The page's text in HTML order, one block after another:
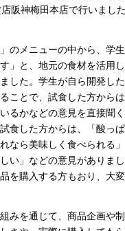
阪神梅田本店で行いました
のメニューの中から、学
」と、地元の食材を活用
した。学生が自ら開発し
ことで、試食した方から
るかなどの意見を直接聞
食した方からは、「酸っ
なら美味しく食べられる
い」などの意見がありま
を購入する方もおり、大変
みを通じて、商品企画や